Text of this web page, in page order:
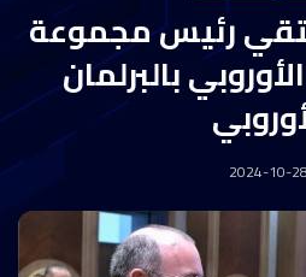
رئيس مجموعة
بالبرلمان
2024-10-28